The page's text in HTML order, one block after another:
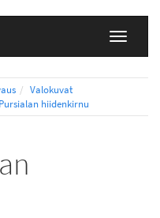
Valokuvat
hiidenkirnu